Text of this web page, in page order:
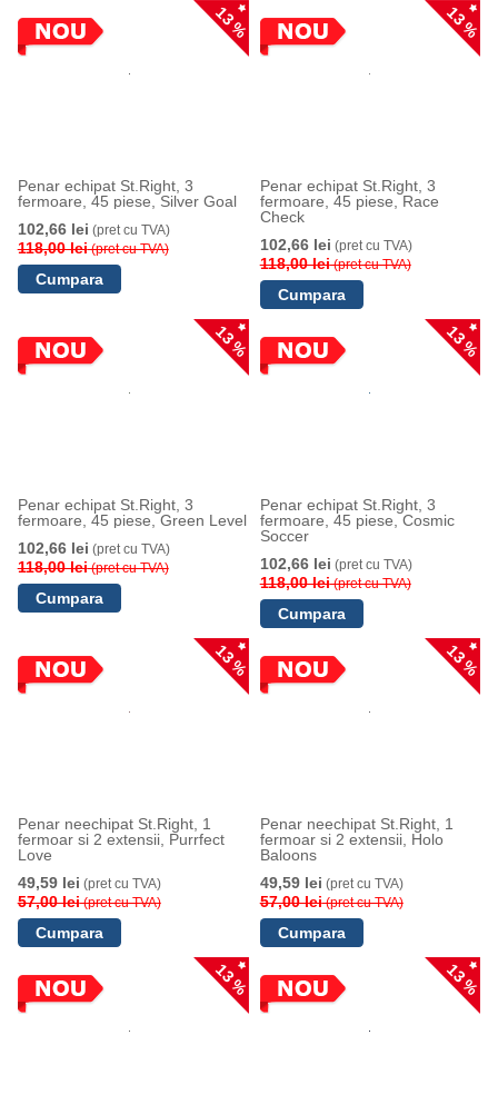
13 %
Penar echipat St.Right, 3
fermoare, 45 piese, Silver Goal
102,66 lei (pret cu TVA)
118,00 lei(pret cu TVA)
13 %
Penar echipat St.Right, 3
fermoare, 45 piese, Race
Check
102,66 lei (pret cu TVA)
118,00 lei(pret cu TVA)
13 %
Penar echipat St.Right, 3
fermoare, 45 piese, Green Level
102,66 lei (pret cu TVA)
118,00 lei(pret cu TVA)
13 %
Penar echipat St.Right, 3
fermoare, 45 piese, Cosmic
Soccer
102,66 lei (pret cu TVA)
118,00 lei(pret cu TVA)
13 %
Penar neechipat St.Right, 1
fermoar si 2 extensii, Purrfect
Love
49,59 lei (pret cu TVA)
57,00 lei(pret cu TVA)
13 %
Penar neechipat St.Right, 1
fermoar si 2 extensii, Holo
Baloons
49,59 lei (pret cu TVA)
57,00 lei(pret cu TVA)
13 % 13 %